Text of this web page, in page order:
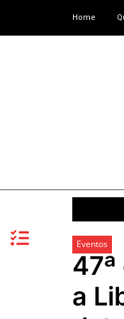
Home
Eventos
a